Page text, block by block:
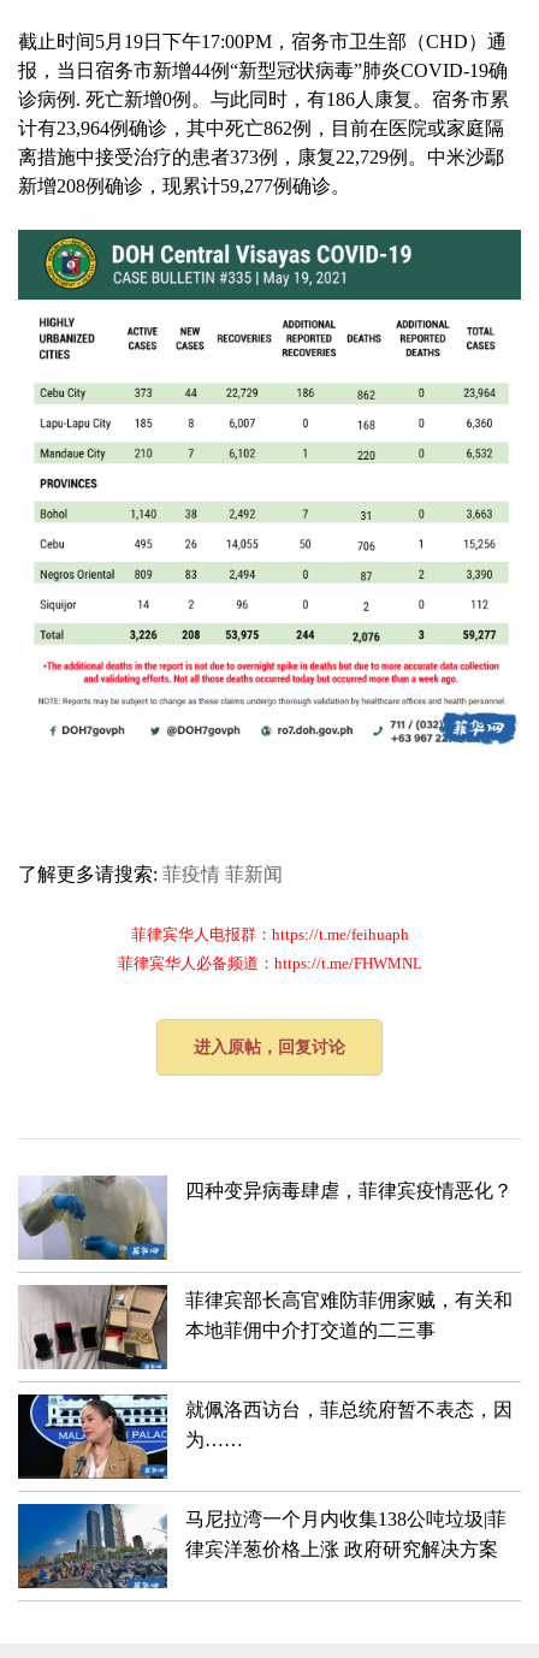
截止时间5月19日下午17:00PM，宿务市卫生部（CHD）通
报，当日宿务市新增44例“新型冠状病毒”肺炎COVID-19确
诊病例. 死亡新增0例。与此同时，有186人康复。宿务市累
计有23,964例确诊，其中死亡862例，目前在医院或家庭隔
离措施中接受治疗的患者373例，康复22,729例。中米沙鄢
新增208例确诊，现累计59,277例确诊。
了解更多请搜索: 菲疫情 菲新闻
菲律宾华人电报群：https://t.me/feihuaph
菲律宾华人必备频道：https://t.me/FHWMNL
进入原帖，回复讨论
四种变异病毒肆虐，菲律宾疫情恶化？
菲律宾部长高官难防菲佣家贼，有关和
本地菲佣中介打交道的二三事
就佩洛西访台，菲总统府暂不表态，因
为……
马尼拉湾一个月内收集138公吨垃圾|菲
律宾洋葱价格上涨 政府研究解决方案